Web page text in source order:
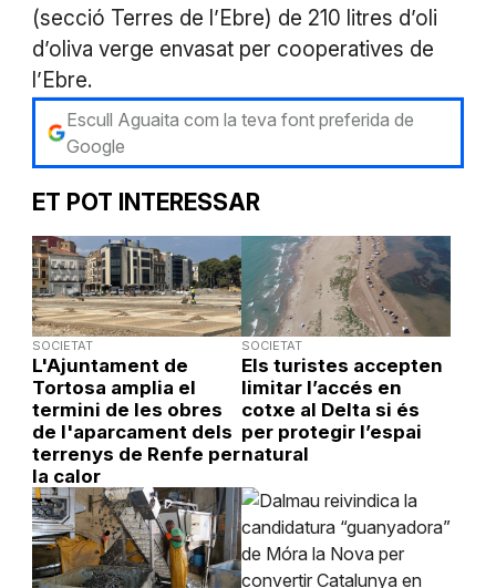
(secció Terres de l’Ebre) de 210 litres d’oli
d’oliva verge envasat per cooperatives de
l’Ebre.
Escull Aguaita com la teva font preferida de
Google
ET POT INTERESSAR
SOCIETAT
L'Ajuntament de
Tortosa amplia el
termini de les obres
de l'aparcament dels
terrenys de Renfe per
la calor
SOCIETAT
Els turistes accepten
limitar l’accés en
cotxe al Delta si és
per protegir l’espai
natural